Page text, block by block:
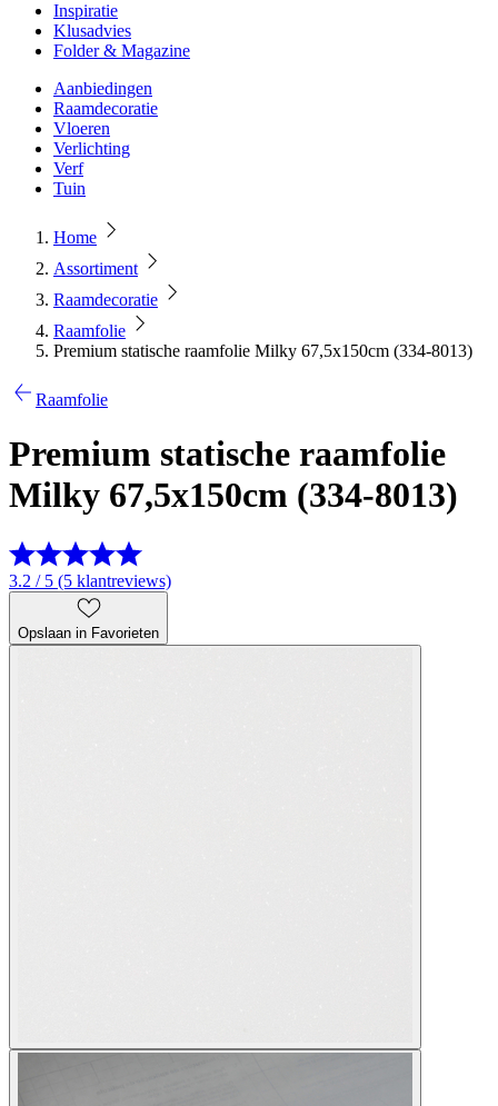
Inspiratie
Klusadvies
Folder & Magazine
Aanbiedingen
Raamdecoratie
Vloeren
Verlichting
Verf
Tuin
Home
Assortiment
Raamdecoratie
Raamfolie
Premium statische raamfolie Milky 67,5x150cm (334-8013)
Raamfolie
Premium statische raamfolie
Milky 67,5x150cm (334-8013)
3.2 / 5 (5 klantreviews)
Opslaan in Favorieten